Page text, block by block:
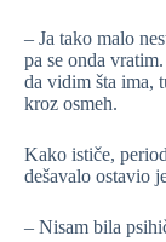
– Ja tako malo
pa se onda
da vidim šta ima,
kroz osmeh.
Kako ističe,
dešavalo ostavio
– Nisam bila